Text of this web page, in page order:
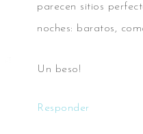
parecen sitios
noches: baratos,
Un beso!
Responder